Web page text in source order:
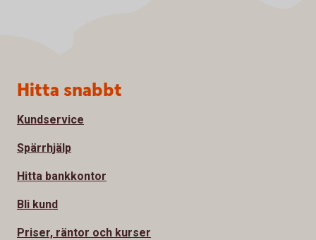
Sidfot
Hitta snabbt
Kundservice
Spärrhjälp
Hitta bankkontor
Bli kund
Priser, räntor och kurser